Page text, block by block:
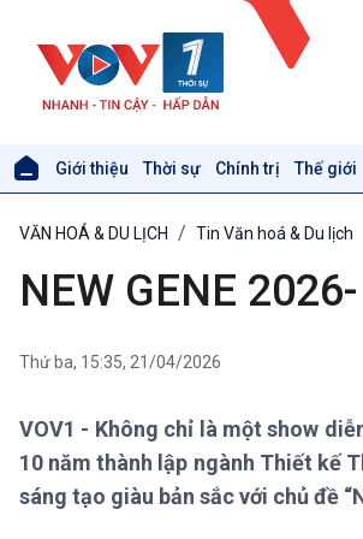
Giới thiệu Thời sự Chính trị Thế giới
Thời sự
Thời sự
Xã hội
Khoa
VĂN HOÁ & DU LỊCH Tin Văn hoá & Du lịch
NEW GENE
Thứ ba, 15:35, 21/04/2026
VOV1 - Không chỉ là một show
10 năm thành lập ngành Thiết kế
sáng tạo giàu bản sắc với chủ đề